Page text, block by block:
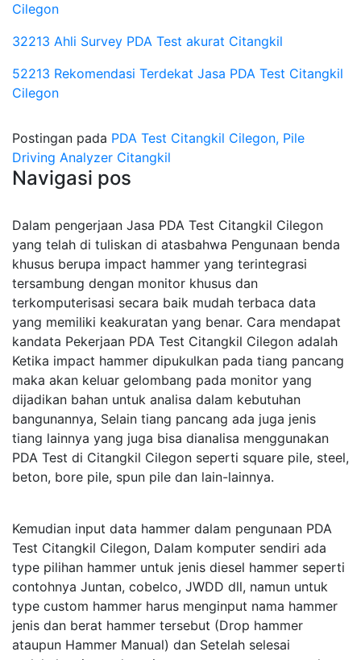
Cilegon
32213 Ahli Survey PDA Test akurat Citangkil
52213 Rekomendasi Terdekat Jasa PDA Test Citangkil
Cilegon
Postingan pada PDA Test Citangkil Cilegon, Pile
Driving Analyzer Citangkil
Navigasi pos
Dalam pengerjaan Jasa PDA Test Citangkil Cilegon
yang telah di tuliskan di atasbahwa Pengunaan benda
khusus berupa impact hammer yang terintegrasi
tersambung dengan monitor khusus dan
terkomputerisasi secara baik mudah terbaca data
yang memiliki keakuratan yang benar. Cara mendapat
kandata Pekerjaan PDA Test Citangkil Cilegon adalah
Ketika impact hammer dipukulkan pada tiang pancang
maka akan keluar gelombang pada monitor yang
dijadikan bahan untuk analisa dalam kebutuhan
bangunannya, Selain tiang pancang ada juga jenis
tiang lainnya yang juga bisa dianalisa menggunakan
PDA Test di Citangkil Cilegon seperti square pile, steel,
beton, bore pile, spun pile dan lain-lainnya.
Kemudian input data hammer dalam pengunaan PDA
Test Citangkil Cilegon, Dalam komputer sendiri ada
type pilihan hammer untuk jenis diesel hammer seperti
contohnya Juntan, cobelco, JWDD dll, namun untuk
type custom hammer harus menginput nama hammer
jenis dan berat hammer tersebut (Drop hammer
ataupun Hammer Manual) dan Setelah selesai